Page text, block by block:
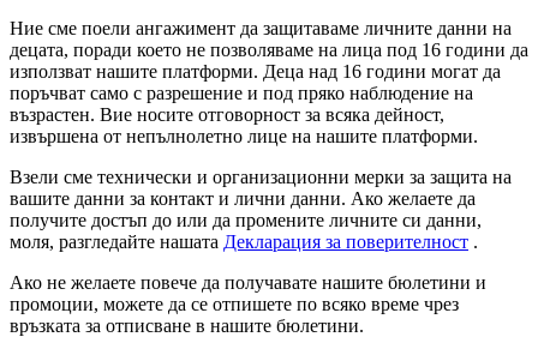
Ние сме поели ангажимент да защитаваме личните данни на
децата, поради което не позволяваме на лица под 16 години да
използват нашите платформи. Деца над 16 години могат да
поръчват само с разрешение и под пряко наблюдение на
възрастен. Вие носите отговорност за всяка дейност,
извършена от непълнолетно лице на нашите платформи.
Взели сме технически и организационни мерки за защита на
вашите данни за контакт и лични данни. Ако желаете да
получите достъп до или да промените личните си данни,
моля, разгледайте нашата Декларация за поверителност .
Ако не желаете повече да получавате нашите бюлетини и
промоции, можете да се отпишете по всяко време чрез
връзката за отписване в нашите бюлетини.